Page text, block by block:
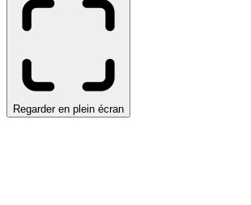
Regarder en plein écran